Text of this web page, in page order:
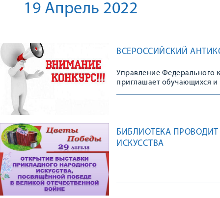
19 Апрель 2022
ВСЕРОССИЙСКИЙ
Управление Федерального
приглашает обучающихся и
БИБЛИОТЕКА
ИСКУССТВА